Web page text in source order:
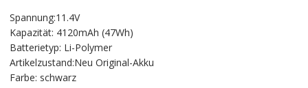
war:
€78.00
ist:
€43.33.
Spannung:11.4V
Kapazität: 4120mAh (47Wh)
Batterietyp: Li-Polymer
Artikelzustand:Neu Original-Akku
Farbe: schwarz